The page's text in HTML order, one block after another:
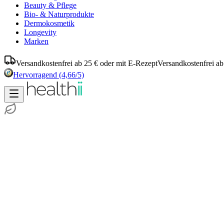
Beauty & Pflege
Bio- & Naturprodukte
Dermokosmetik
Longevity
Marken
Versandkostenfrei ab 25 € oder mit E-RezeptVersandkostenfrei
Hervorragend (4,66/5)